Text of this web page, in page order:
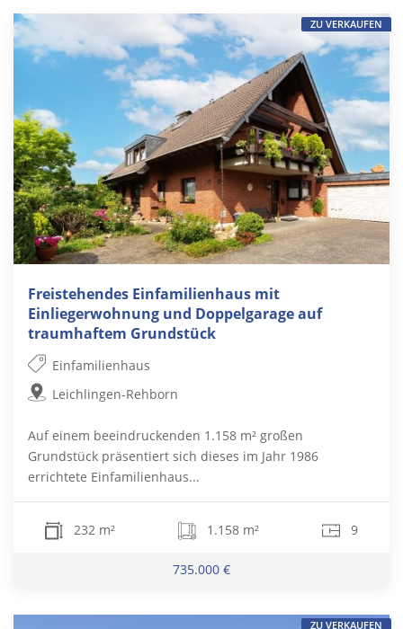
Freistehendes Einfamilienhaus mit
Einliegerwohnung und Doppelgarage auf
traumhaftem Grundstück
Einfamilienhaus
Leichlingen-Rehborn
Auf einem beeindruckenden 1.158 m² großen
Grundstück präsentiert sich dieses im Jahr 1986
errichtete Einfamilienhaus...
232 m² 1.158 m² 9
735.000 €
ZU VERKAUFEN
ZU VERKAUFEN